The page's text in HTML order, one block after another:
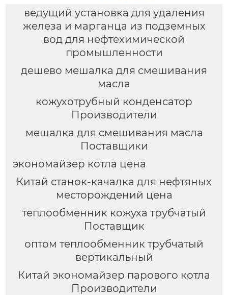
ведущий установка для удаления
железа и марганца из подземных
вод для нефтехимической
промышленности
дешево мешалка для смешивания
масла
кожухотрубный конденсатор
Производители
мешалка для смешивания масла
Поставщики
экономайзер котла цена
Китай станок-качалка для нефтяных
месторождений цена
теплообменник кожуха трубчатый
Поставщик
оптом теплообменник трубчатый
вертикальный
Китай экономайзер парового котла
Производители